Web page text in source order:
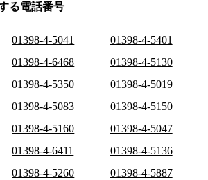
る電話番号
01398-4-5041
01398-4-5401
01398-4-6468
01398-4-5130
01398-4-5350
01398-4-5019
01398-4-5083
01398-4-5150
01398-4-5160
01398-4-5047
01398-4-6411
01398-4-5136
01398-4-5260
01398-4-5887